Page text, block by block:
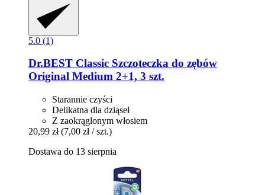
5.0 (1)
Dr.BEST Classic Szczoteczka do zębów
Original Medium 2+1, 3 szt.
Starannie czyści
Delikatna dla dziąseł
Z zaokrąglonym włosiem
20,99 zł (7,00 zł / szt.)
Dostawa do 13 sierpnia